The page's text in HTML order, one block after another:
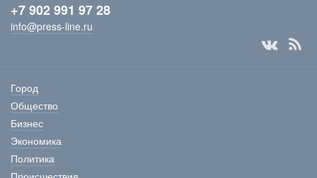
+7 902 991 97 28
info@press-line.ru
Город
Общество
Бизнес
Экономика
Политика